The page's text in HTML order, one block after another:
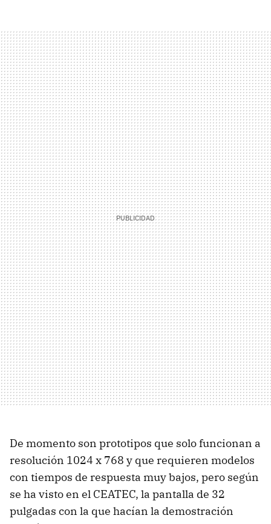
De momento son prototipos que solo funcionan a
resolución 1024 x 768 y que requieren modelos
con tiempos de respuesta muy bajos, pero según
se ha visto en el CEATEC, la pantalla de 32
pulgadas con la que hacían la demostración